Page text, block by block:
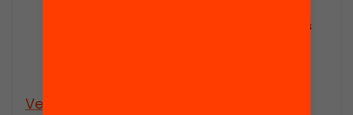
Veure’n més
Balears, el País